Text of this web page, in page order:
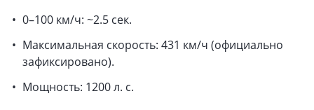
0–100 км/ч: ~2.5 сек.
Максимальная скорость: 431 км/ч (официально
зафиксировано).
Мощность: 1200 л. с.